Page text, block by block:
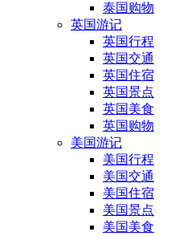
泰国购物
英国游记
英国行程
英国交通
英国住宿
英国景点
英国美食
英国购物
美国游记
美国行程
美国交通
美国住宿
美国景点
美国美食